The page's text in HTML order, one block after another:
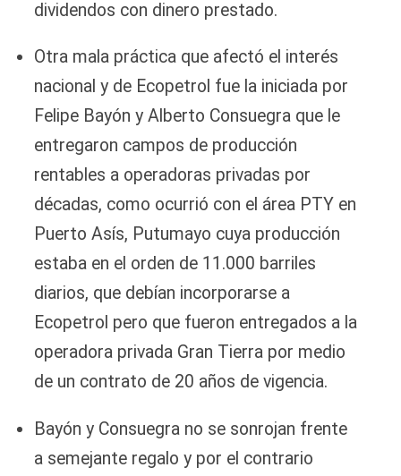
dividendos con dinero prestado.
Otra mala práctica que afectó el interés
nacional y de Ecopetrol fue la iniciada por
Felipe Bayón y Alberto Consuegra que le
entregaron campos de producción
rentables a operadoras privadas por
décadas, como ocurrió con el área PTY en
Puerto Asís, Putumayo cuya producción
estaba en el orden de 11.000 barriles
diarios, que debían incorporarse a
Ecopetrol pero que fueron entregados a la
operadora privada Gran Tierra por medio
de un contrato de 20 años de vigencia.
Bayón y Consuegra no se sonrojan frente
a semejante regalo y por el contrario